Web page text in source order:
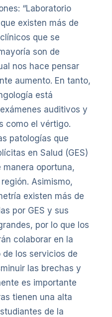
“Laboratorio
existen más de
que se
son de
nos hace pensar
aumento. En tanto,
está
auditivos y
como el vértigo.
patologías que
en Salud (GES)
oportuna,
Asimismo,
existen más de
por GES y sus
por lo que los
colaborar en la
los servicios de
las brechas y
es importante
tienen una alta
de la